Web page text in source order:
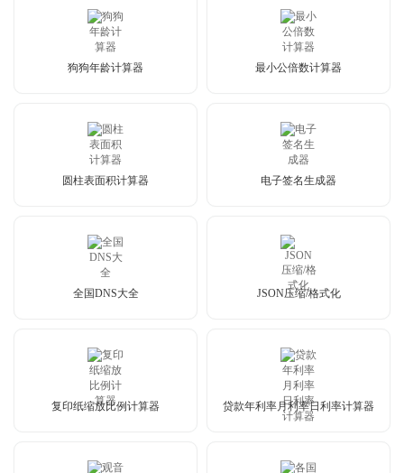
狗狗年龄计算器 最小公倍数计算器
圆柱表面积计算器 电子签名生成器
全国DNS大全 JSON压缩/格式化
复印纸缩放比例计算器 贷款年利率月利率日利率计算器